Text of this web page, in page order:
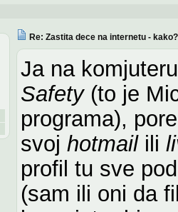
Re: Zastita dece na internetu - kako?
Ja na
Safety(to je
programa),
svoj hotmailili
profil tu sve
(sam ili oni da